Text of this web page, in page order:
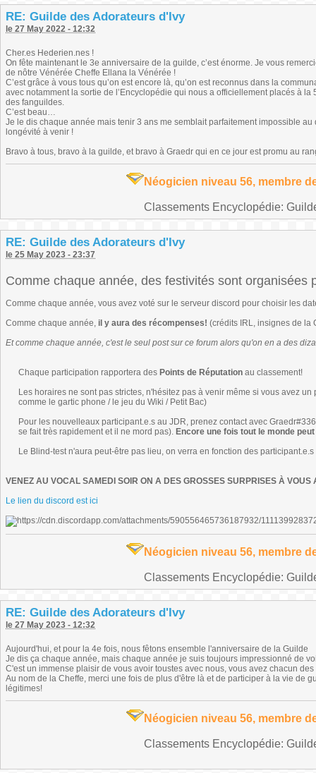
RE: Guilde des Adorateurs d'Ivy
le 27 May 2022 - 12:32
Cher.es Hederien.nes !
On fête maintenant le 3e anniversaire de la guilde, c’est énorme. Je vous
de nôtre Vénérée Cheffe Ellana la Vénérée !
C’est grâce à vous tous qu’on est encore là, qu’on est reconnus dans la
avec notamment la sortie de l’Encyclopédie qui nous a officiellement placés à
des fanguildes.
C’est beau…
Je le dis chaque année mais tenir 3 ans me semblait parfaitement impossible au
longévité à venir !
Bravo à tous, bravo à la guilde, et bravo à Graedr qui en ce jour est promu au
Néogicien niveau 56, membre
Classements Encyclopédie:
RE: Guilde des Adorateurs d'Ivy
le 25 May 2023 - 23:37
Comme chaque année, des festivités sont organisées
Comme chaque année, vous avez voté sur le serveur discord pour choisir les
Comme chaque année, il y aura des récompenses! (crédits IRL, insignes de la
Et comme chaque année, c'est le seul post sur ce forum alors qu'on en a des
Chaque participation rapportera des Points de Réputation au ⁠classement!
Les horaires ne sont pas strictes, n'hésitez pas à venir même si vous avez
comme le gartic phone / le jeu du Wiki / Petit Bac)
Pour les nouvelleaux participant.e.s au JDR, prenez contact avec
se fait très rapidement et il ne mord pas). Encore une fois tout le monde
Le Blind-test n'aura peut-être pas lieu, on verra en fonction des participant.e.s
VENEZ AU VOCAL SAMEDI SOIR ON A DES GROSSES SURPRISES À VOUS
Le lien du discord est ici
Néogicien niveau 56, membre
Classements Encyclopédie:
RE: Guilde des Adorateurs d'Ivy
le 27 May 2023 - 12:32
Aujourd'hui, et pour la 4e fois, nous fêtons ensemble l'anniversaire de la Guilde
Je dis ça chaque année, mais chaque année je suis toujours impressionné de
C'est un immense plaisir de vous avoir toustes avec nous, vous avez chacun
Au nom de la Cheffe, merci une fois de plus d'être là et de participer à la vie de
légitimes!
Néogicien niveau 56, membre
Classements Encyclopédie: